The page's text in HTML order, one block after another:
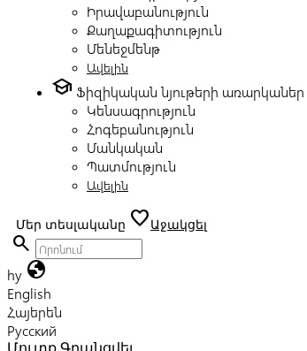
Իրավաբանություն
Քաղաքագիտություն
Մենեջմենթ
Ավելին
school Ֆիզիկական նյութերի առարկաներ
Կենսագրություն
Հոգեբանություն
Մանկական
Պատմություն
Ավելին
Մեր տեսլականը favoriteԱջակցել
search
hy globe
English
Հայերեն
Русский
Մուտք Գրանցվել